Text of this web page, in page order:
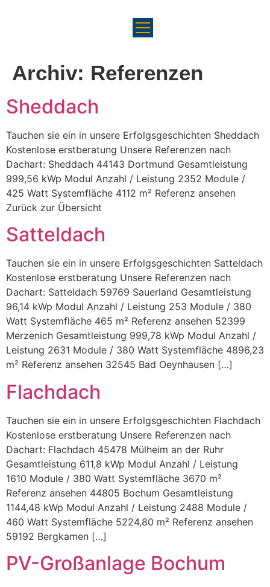
Archiv: Referenzen
Sheddach
Tauchen sie ein in unsere Erfolgsgeschichten Sheddach
Kostenlose erstberatung Unsere Referenzen nach
Dachart: Sheddach 44143 Dortmund Gesamtleistung
999,56 kWp Modul Anzahl / Leistung 2352 Module /
425 Watt Systemfläche 4112 m² Referenz ansehen
Zurück zur Übersicht
Satteldach
Tauchen sie ein in unsere Erfolgsgeschichten Satteldach
Kostenlose erstberatung Unsere Referenzen nach
Dachart: Satteldach 59769 Sauerland Gesamtleistung
96,14 kWp Modul Anzahl / Leistung 253 Module / 380
Watt Systemfläche 465 m² Referenz ansehen 52399
Merzenich Gesamtleistung 999,78 kWp Modul Anzahl /
Leistung 2631 Module / 380 Watt Systemfläche 4896,23
m² Referenz ansehen 32545 Bad Oeynhausen […]
Flachdach
Tauchen sie ein in unsere Erfolgsgeschichten Flachdach
Kostenlose erstberatung Unsere Referenzen nach
Dachart: Flachdach 45478 Mülheim an der Ruhr
Gesamtleistung 611,8 kWp Modul Anzahl / Leistung
1610 Module / 380 Watt Systemfläche 3670 m²
Referenz ansehen 44805 Bochum Gesamtleistung
1144,48 kWp Modul Anzahl / Leistung 2488 Module /
460 Watt Systemfläche 5224,80 m² Referenz ansehen
59192 Bergkamen […]
PV-Großanlage Bochum